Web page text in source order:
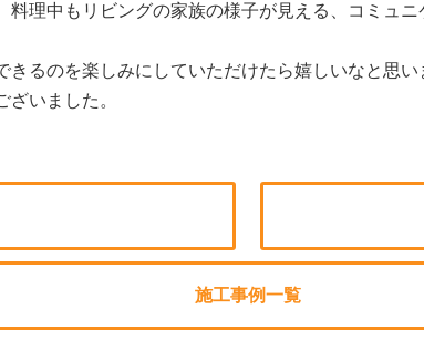
理中もリビングの家族の様子が見える、コミュ
るのを楽しみにしていただけたら嬉しいなと思い
いました。
施工事例一覧